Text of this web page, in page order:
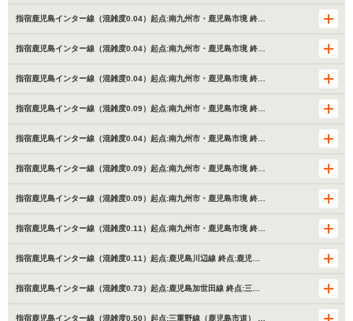
指宿鹿児島インター線（混雑度0.04）起点:南九州市・鹿児島市境 終…
指宿鹿児島インター線（混雑度0.04）起点:南九州市・鹿児島市境 終…
指宿鹿児島インター線（混雑度0.04）起点:南九州市・鹿児島市境 終…
指宿鹿児島インター線（混雑度0.09）起点:南九州市・鹿児島市境 終…
指宿鹿児島インター線（混雑度0.04）起点:南九州市・鹿児島市境 終…
指宿鹿児島インター線（混雑度0.09）起点:南九州市・鹿児島市境 終…
指宿鹿児島インター線（混雑度0.09）起点:南九州市・鹿児島市境 終…
指宿鹿児島インター線（混雑度0.11）起点:南九州市・鹿児島市境 終…
指宿鹿児島インター線（混雑度0.11）起点:鹿児島川辺線 終点:鹿児…
指宿鹿児島インター線（混雑度0.73）起点:鹿児島加世田線 終点:三…
指宿鹿児島インター線（混雑度0.50）起点:三重野線（鹿児島市道） …